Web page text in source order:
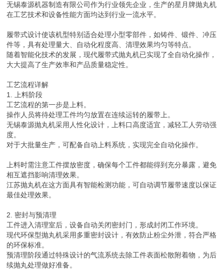
无锡泰源机器制造有限公司作为行业领先企业，生产的星月牌抛丸机
在工艺技术和设备性能方面均达到行业一流水平。
履带式设计使该机型特别适合处理小型零部件，如铸件、锻件、冲压
件等，具有处理量大、自动化程度高、清理效果均匀等特点。
随着智能化技术的发展，现代履带式抛丸机已实现了全自动化操作，
大大提高了生产效率和产品质量稳定性。
工艺流程详解
1. 上料阶段
工艺流程的第一步是上料。
操作人员将待处理工件均匀放置在连续运转的履带上。
无锡泰源抛丸机采用人性化设计，上料口高度适宜，减轻工人劳动强
度。
对于大批量生产，可配备自动上料系统，实现完全自动化操作。
上料时需注意工件摆放密度，确保每个工件都能得到充分暴露，避免
相互遮挡影响清理效果。
江苏抛丸机在这方面具有智能检测功能，可自动调节履带速度以保证
最佳处理效果。
2. 密封与预清理
工件进入清理室后，设备自动关闭密封门，形成封闭工作环境。
现代环保型抛丸机采用多重密封设计，有效防止粉尘外泄，符合严格
的环保标准。
预清理阶段通过特殊设计的气流系统去除工件表面松散附着物，为后
续抛丸处理做好准备。